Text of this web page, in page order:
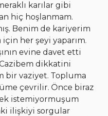
karılar gibi
hiç hoşlanmam.
Benim de kariyerim
her şeyi yaparım.
evine davet etti
dikkatini
bir vaziyet. Topluma
çevrilir. Önce biraz
istemiyormuşum
ilişkiyi sorgular